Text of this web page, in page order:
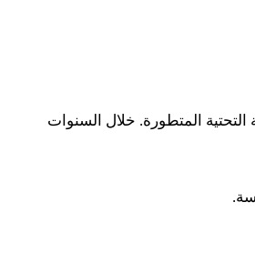
التحتية المتطورة. خلال السنوات